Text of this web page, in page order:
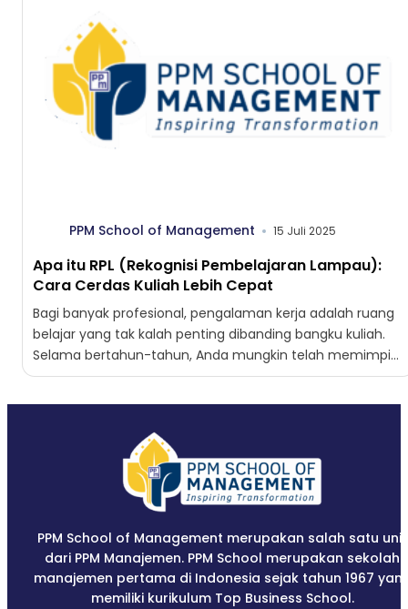
PPM School of Management 15 Juli 2025
Apa itu RPL (Rekognisi Pembelajaran Lampau):
Cara Cerdas Kuliah Lebih Cepat
Bagi banyak profesional, pengalaman kerja adalah ruang
belajar yang tak kalah penting dibanding bangku kuliah.
Selama bertahun-tahun, Anda mungkin telah memimpin
tim, menyusun strategi bisnis,...
PPM School of Management merupakan salah satu unit
dari PPM Manajemen. PPM School merupakan sekolah
manajemen pertama di Indonesia sejak tahun 1967
memiliki kurikulum Top Business School.